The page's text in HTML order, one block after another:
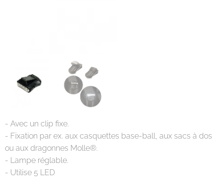
- Avec un clip fixe.
- Fixation par ex. aux casquettes base-ball, aux sacs à dos
ou aux dragonnes Molle®.
- Lampe réglable.
- Utilise 5 LED